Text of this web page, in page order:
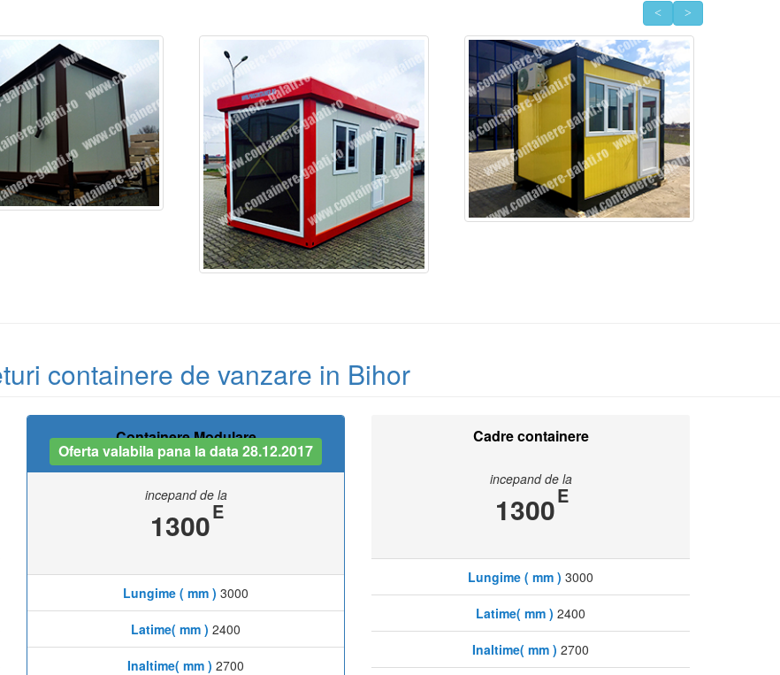
containere de vanzare in Bihor
Containere Modulare
Oferta valabila pana la data 28.12.2017
incepand de la
1300E
Lungime ( mm ) 3000
Latime( mm ) 2400
Inaltime( mm ) 2700
Cadre containere
incepand de la
1300E
Lungime ( mm ) 3000
Latime( mm ) 2400
Inaltime( mm ) 2700